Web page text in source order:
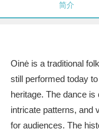
简介
Oinė is a traditional
still performed today
heritage. The dance
intricate patterns, and
for audiences. The